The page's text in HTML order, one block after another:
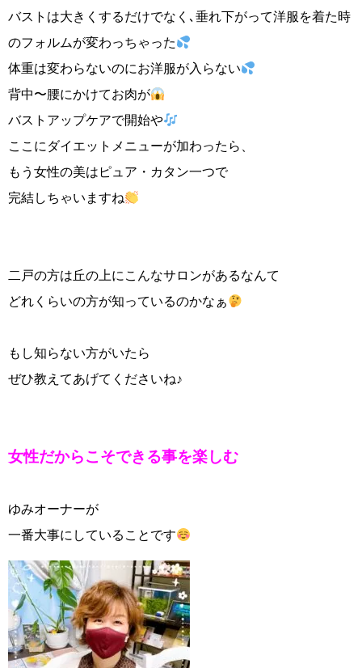
バストは大きくするだけでなく､垂れ下がって洋服を着た時
のフォルムが変わっちゃった
体重は変わらないのにお洋服が入らない
背中〜腰にかけてお肉が
バストアップケアで開始や
ここにダイエットメニューが加わったら、
もう女性の美はピュア・カタン一つで
完結しちゃいますね
二戸の方は丘の上にこんなサロンがあるなんて
どれくらいの方が知っているのかなぁ
もし知らない方がいたら
ぜひ教えてあげてくださいね♪
女性だからこそできる事を楽しむ
ゆみオーナーが
一番大事にしていることです